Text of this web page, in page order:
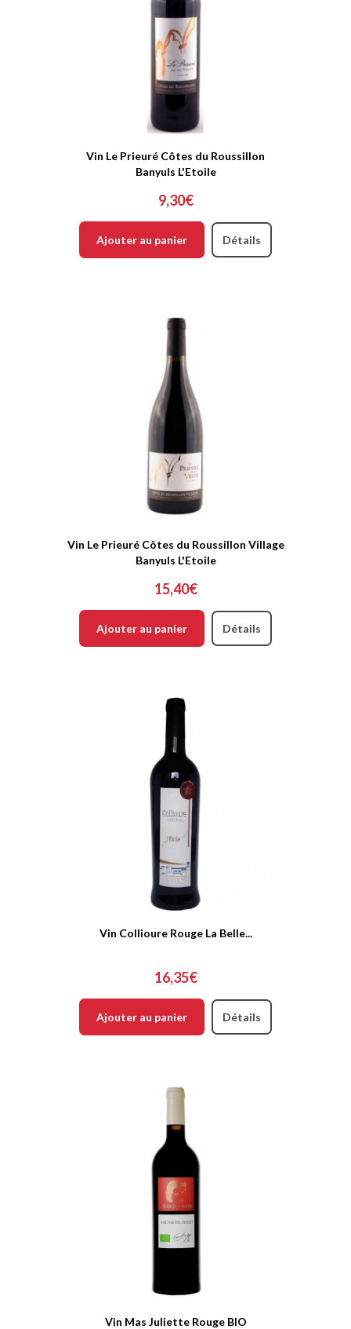
Vin Le Prieuré Côtes du Roussillon
Banyuls L'Etoile
9,30€
Ajouter au panier Détails
Vin Le Prieuré Côtes du Roussillon Village
Banyuls L'Etoile
15,40€
Ajouter au panier Détails
Vin Collioure Rouge La Belle...
16,35€
Ajouter au panier Détails
Vin Mas Juliette Rouge BIO